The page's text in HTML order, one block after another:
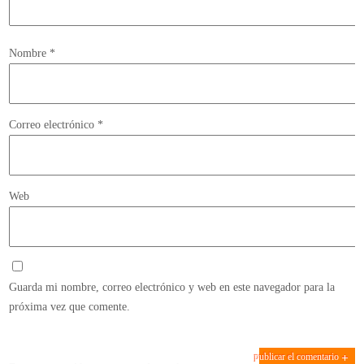
Nombre *
Correo electrónico *
Web
Guarda mi nombre, correo electrónico y web en este navegador para la
próxima vez que comente.